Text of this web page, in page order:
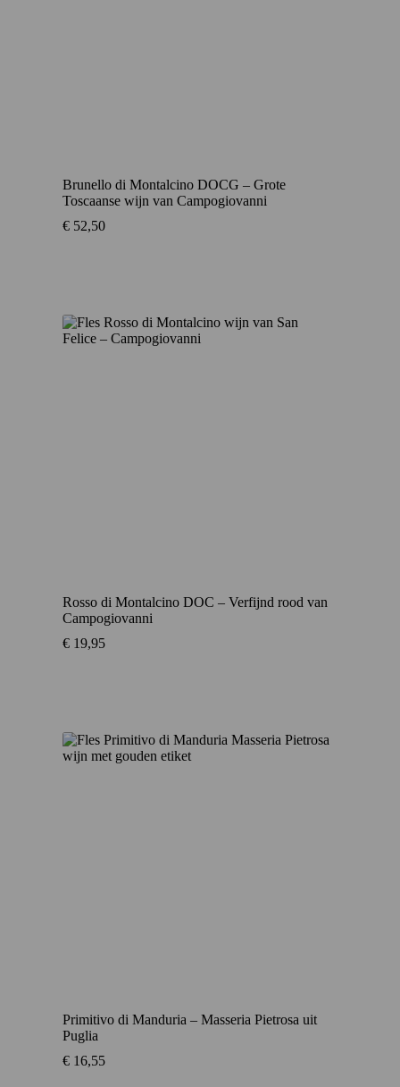
Brunello di Montalcino DOCG – Grote
Toscaanse wijn van Campogiovanni
€ 52,50
Rosso di Montalcino DOC – Verfijnd rood van
Campogiovanni
€ 19,95
Primitivo di Manduria – Masseria Pietrosa uit
Puglia
€ 16,55